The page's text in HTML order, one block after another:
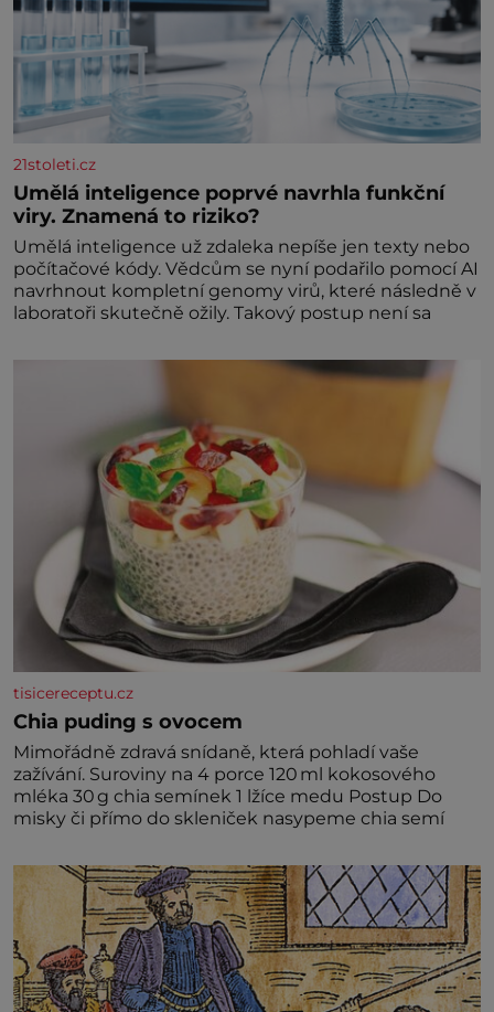
21stoleti.cz
Umělá inteligence poprvé navrhla funkční
viry. Znamená to riziko?
Umělá inteligence už zdaleka nepíše jen texty nebo
počítačové kódy. Vědcům se nyní podařilo pomocí AI
navrhnout kompletní genomy virů, které následně v
laboratoři skutečně ožily. Takový postup není sa
tisicereceptu.cz
Chia puding s ovocem
Mimořádně zdravá snídaně, která pohladí vaše
zažívání. Suroviny na 4 porce 120 ml kokosového
mléka 30 g chia semínek 1 lžíce medu Postup Do
misky či přímo do skleniček nasypeme chia semí